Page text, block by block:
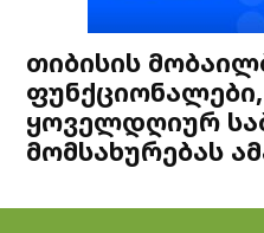
თიბისის
ყოველდღიურ
მომსახურებას